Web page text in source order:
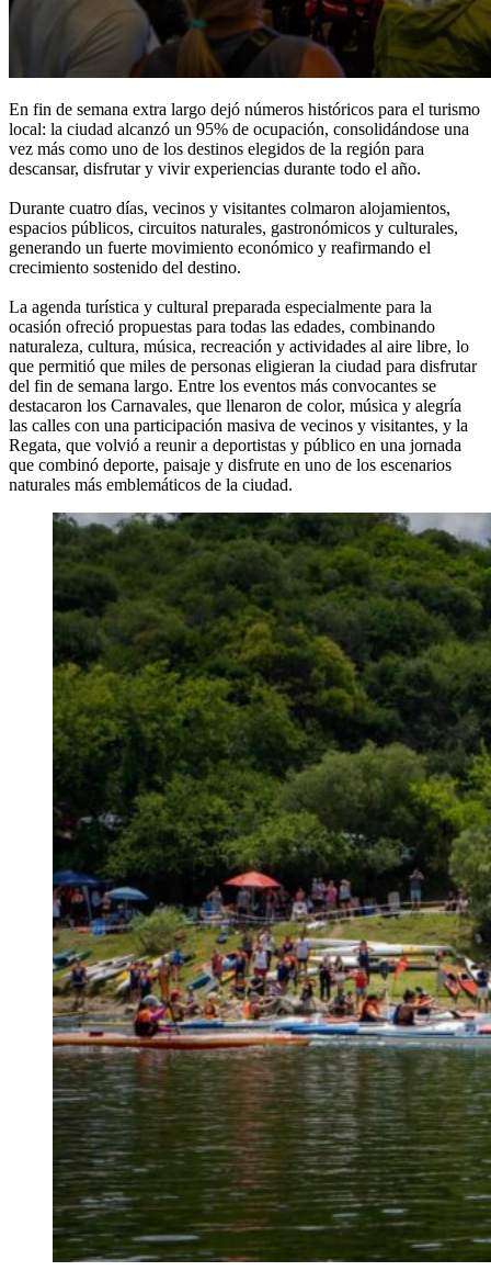
En fin de semana extra largo dejó números históricos para el turismo
local: la ciudad alcanzó un 95% de ocupación, consolidándose una
vez más como uno de los destinos elegidos de la región para
descansar, disfrutar y vivir experiencias durante todo el año.
Durante cuatro días, vecinos y visitantes colmaron alojamientos,
espacios públicos, circuitos naturales, gastronómicos y culturales,
generando un fuerte movimiento económico y reafirmando el
crecimiento sostenido del destino.
La agenda turística y cultural preparada especialmente para la
ocasión ofreció propuestas para todas las edades, combinando
naturaleza, cultura, música, recreación y actividades al aire libre, lo
que permitió que miles de personas eligieran la ciudad para disfrutar
del fin de semana largo. Entre los eventos más convocantes se
destacaron los Carnavales, que llenaron de color, música y alegría
las calles con una participación masiva de vecinos y visitantes, y la
Regata, que volvió a reunir a deportistas y público en una jornada
que combinó deporte, paisaje y disfrute en uno de los escenarios
naturales más emblemáticos de la ciudad.